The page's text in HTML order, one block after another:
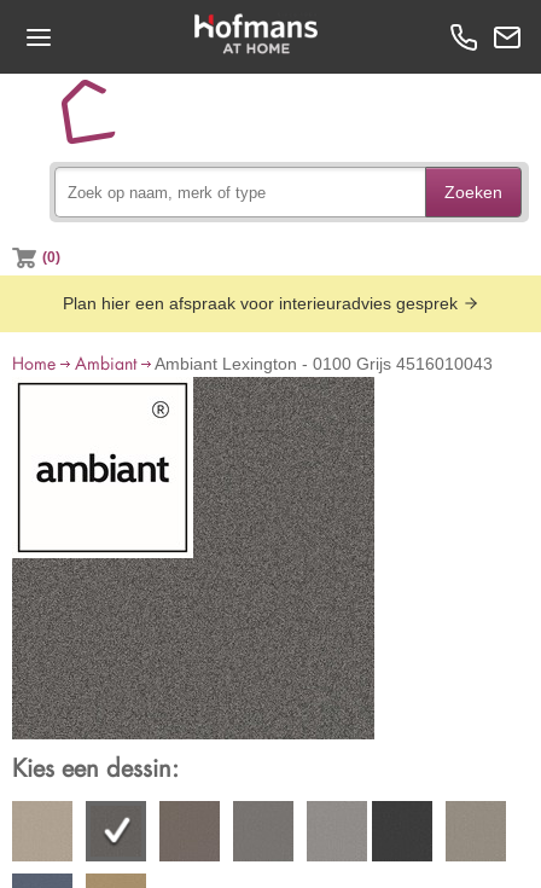
Zoeken
(0)
Plan hier een afspraak voor interieuradvies gesprek
Home Ambiant Ambiant Lexington - 0100 Grijs 4516010043
Kies een dessin: